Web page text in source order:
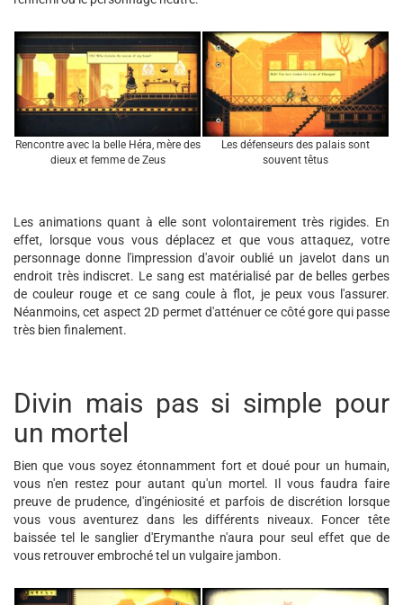
Rencontre avec la belle Héra, mère des
dieux et femme de Zeus
Les défenseurs des palais sont
souvent têtus
Les animations quant à elle sont volontairement très rigides. En
effet, lorsque vous vous déplacez et que vous attaquez, votre
personnage donne l'impression d'avoir oublié un javelot dans un
endroit très indiscret. Le sang est matérialisé par de belles gerbes
de couleur rouge et ce sang coule à flot, je peux vous l'assurer.
Néanmoins, cet aspect 2D permet d'atténuer ce côté gore qui passe
très bien finalement.
Divin mais pas si simple pour
un mortel
Bien que vous soyez étonnamment fort et doué pour un humain,
vous n'en restez pour autant qu'un mortel. Il vous faudra faire
preuve de prudence, d'ingéniosité et parfois de discrétion lorsque
vous vous aventurez dans les différents niveaux. Foncer tête
baissée tel le sanglier d'Erymanthe n'aura pour seul effet que de
vous retrouver embroché tel un vulgaire jambon.